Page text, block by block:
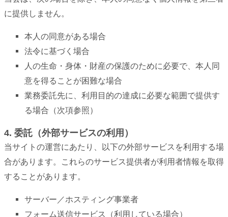
に提供しません。
本人の同意がある場合
法令に基づく場合
人の生命・身体・財産の保護のために必要で、本人同
意を得ることが困難な場合
業務委託先に、利用目的の達成に必要な範囲で提供す
る場合（次項参照）
4. 委託（外部サービスの利用）
当サイトの運営にあたり、以下の外部サービスを利用する場
合があります。これらのサービス提供者が利用者情報を取得
することがあります。
サーバー／ホスティング事業者
フォーム送信サービス（利用している場合）